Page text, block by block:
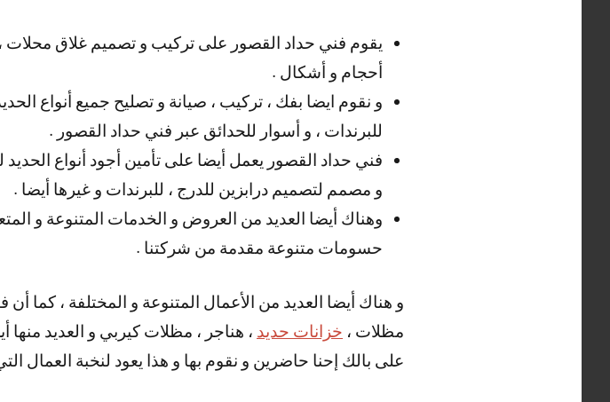
يقوم فني حداد القصور على تركيب و تصميم غلاق محلات
أحجام و أشكال .
و نقوم ايضا بفك ، تركيب ، صيانة و تصليح جميع أنواع
للبرندات ، و أسوار للحدائق عبر فني حداد القصور .
فني حداد القصور يعمل أيضا على تأمين أجود أنواع
و مصمم لتصميم درابزين للدرج ، للبرندات و غيرها أيضا .
وهناك أيضا العديد من العروض و الخدمات المتنوعة و
حسومات متنوعة مقدمة من شركتنا .
و هناك أيضا العديد من الأعمال المتنوعة و المختلفة ، كما
مظلات ، خزانات حديد ، هناجر ، مظلات كيربي و العديد منها
على بالك إحنا حاضرين و نقوم بها و هذا يعود لنخبة العمال